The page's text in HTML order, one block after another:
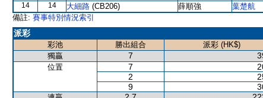
14
14 大細路 (CB206) 薛順強 葉楚航
備註: 賽事特別情況索引
派彩
彩池 勝出組合
派彩 (HK$)
獨贏
7
位置 7
2
9